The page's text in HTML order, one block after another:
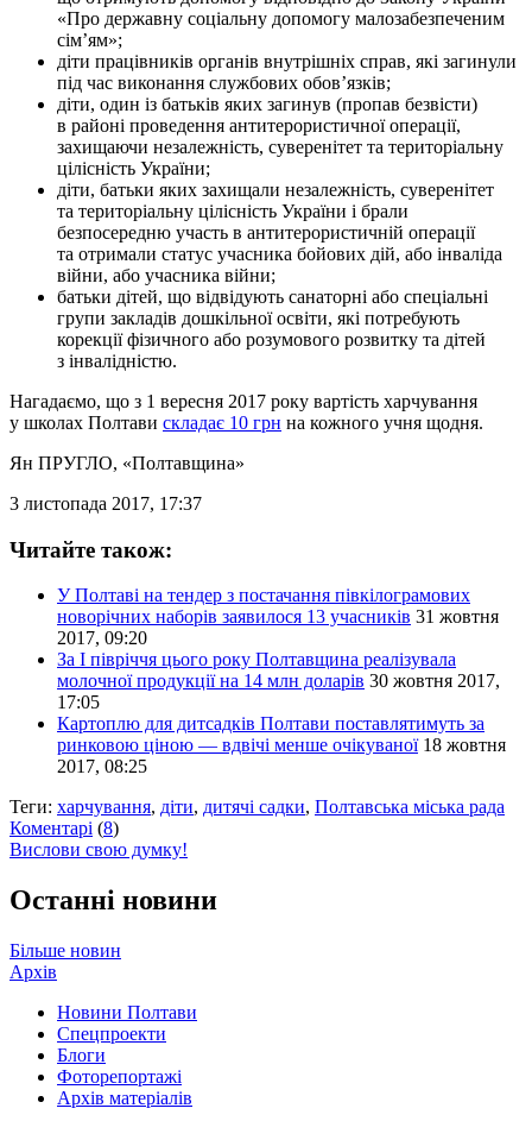
«Про державну соціальну допомогу малозабезпеченим
сім’ям»;
діти працівників органів внутрішніх справ, які загинули
під час виконання службових обов’язків;
діти, один із батьків яких загинув (пропав безвісти)
в районі проведення антитерористичної операції,
захищаючи незалежність, суверенітет та територіальну
цілісність України;
діти, батьки яких захищали незалежність, суверенітет
та територіальну цілісність України і брали
безпосередню участь в антитерористичній операції
та отримали статус учасника бойових дій, або інваліда
війни, або учасника війни;
батьки дітей, що відвідують санаторні або спеціальні
групи закладів дошкільної освіти, які потребують
корекції фізичного або розумового розвитку та дітей
з інвалідністю.
Нагадаємо, що з 1 вересня 2017 року вартість харчування
у школах Полтави складає 10 грн на кожного учня щодня.
Ян ПРУГЛО, «Полтавщина»
3 листопада 2017, 17:37
Читайте також:
У Полтаві на тендер з постачання півкілограмових
новорічних наборів заявилося 13 учасників 31 жовтня
2017, 09:20
За І півріччя цього року Полтавщина реалізувала
молочної продукції на 14 млн доларів 30 жовтня 2017,
17:05
Картоплю для дитсадків Полтави поставлятимуть за
ринковою ціною — вдвічі менше очікуваної 18 жовтня
2017, 08:25
Теги: харчування, діти, дитячі садки, Полтавська міська рада
Коментарі (8)
Вислови свою думку!
Останні новини
Більше новин
Архів
Новини Полтави
Спецпроекти
Блоги
Фоторепортажі
Архів матеріалів